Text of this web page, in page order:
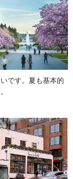
です。夏も基本的